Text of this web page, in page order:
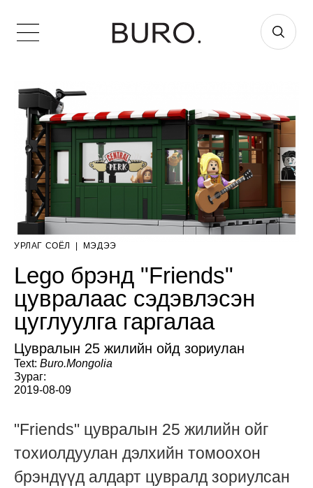
УРЛАГ СОЁЛ | МЭДЭЭ
Lego брэнд "Friends"
цувралаас сэдэвлэсэн
цуглуулга гаргалаа
Цувралын 25 жилийн ойд зориулан
Text: Buro.Mongolia
Зураг:
2019-08-09
"Friends" цувралын 25 жилийн ойг
тохиолдуулан дэлхийн томоохон
брэндүүд алдарт цувралд зориулсан